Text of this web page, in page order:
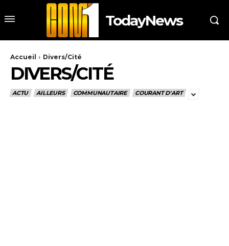
TodayNews
Accueil Divers/Cité
DIVERS/CITÉ
ACTU AILLEURS COMMUNAUTAIRE COURANT D'ART